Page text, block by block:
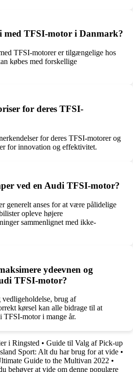
med TFSI-motor i Danmark?
TFSI-motorer er tilgængelige hos
købes med forskellige
for deres TFSI-
for deres TFSI-motorer og
for innovation og effektivitet.
ved en Audi TFSI-motor?
generelt anses for at være pålidelige
opleve højere
sammenlignet med ikke-
ydeevnen og
TFSI-motor?
brug af
kørsel kan alle bidrage til at
TFSI-motor i mange år.
i Ringsted • Guide til Valg af Pick-up
Sport: Alt du har brug for at vide •
Guide to the Multivan 2022 •
behøver at vide om denne populære